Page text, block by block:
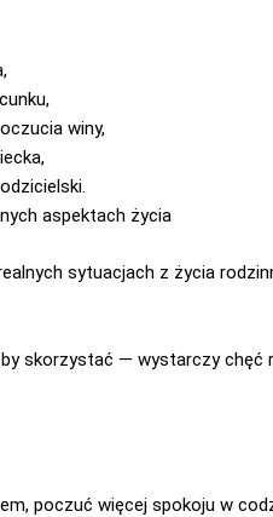
winy,
aspektach życia
sytuacjach z życia
skorzystać — wystarczy
poczuć więcej spokoju w